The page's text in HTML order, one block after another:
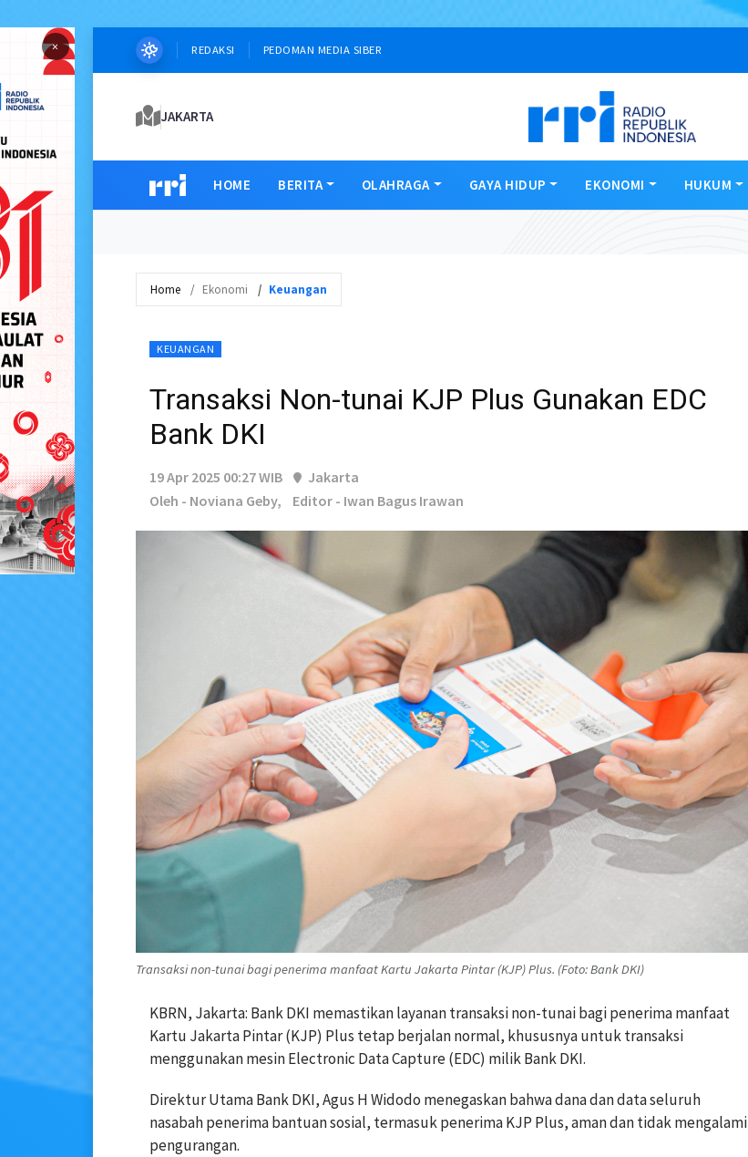
× REDAKSI PEDOMAN MEDIA SIBER
JAKARTA
HOME BERITA OLAHRAGA GAYA HIDUP EKONOMI HUKUM
Home Ekonomi Keuangan
KEUANGAN
Transaksi Non-tunai KJP Plus Gunakan EDC
Bank DKI
19 Apr 2025 00:27 WIB
Jakarta
Oleh - Noviana Geby,
Editor - Iwan Bagus Irawan
Transaksi non-tunai bagi penerima manfaat Kartu Jakarta Pintar (KJP) Plus. (Foto: Bank DKI)
KBRN, Jakarta: Bank DKI memastikan layanan transaksi non-tunai bagi penerima manfaat
Kartu Jakarta Pintar (KJP) Plus tetap berjalan normal, khususnya untuk transaksi
menggunakan mesin Electronic Data Capture (EDC) milik Bank DKI.
Direktur Utama Bank DKI, Agus H Widodo menegaskan bahwa dana dan data seluruh
nasabah penerima bantuan sosial, termasuk penerima KJP Plus, aman dan tidak mengalami
pengurangan.